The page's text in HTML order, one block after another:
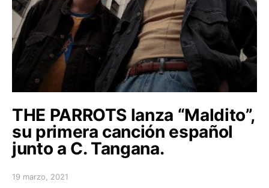
THE PARROTS lanza “Maldito”,
su primera canción español
junto a C. Tangana.
Posted on
19 marzo, 2021